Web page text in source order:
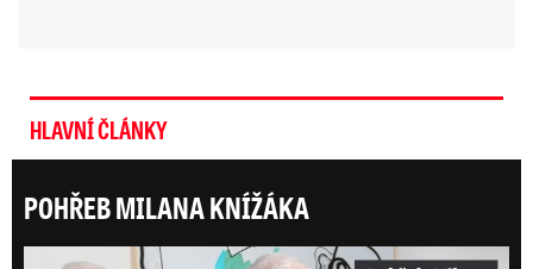
HLAVNÍ ČLÁNKY
POHŘEB MILANA KNÍŽÁKA